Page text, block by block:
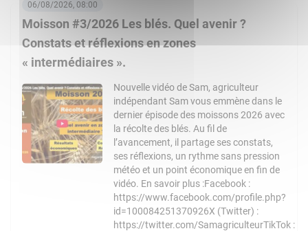
Moisson #3/2026 Les blés. Quel avenir ?
Constats et réflexions en zones
« intermédiaires ».
06/08/2026, 08:00
Nouvelle vidéo de Sam, agriculteur
indépendant Sam vous emmène dans le
dernier épisode des moissons 2026 avec
la récolte des blés. Au fil de
l’avancement, il partage ses constats,
ses réflexions, un rythme sans pression
météo et un point économique en fin de
vidéo. En savoir plus :Facebook :
https://www.facebook.com/profile.php?
id=100084251370926X (Twitter) :
https://twitter.com/SamagriculteurTikTok :